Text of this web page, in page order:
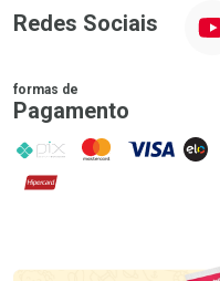
Redes Sociais
formas de
Pagamento
PIX MasterCard
VISA ELO
Hipercard